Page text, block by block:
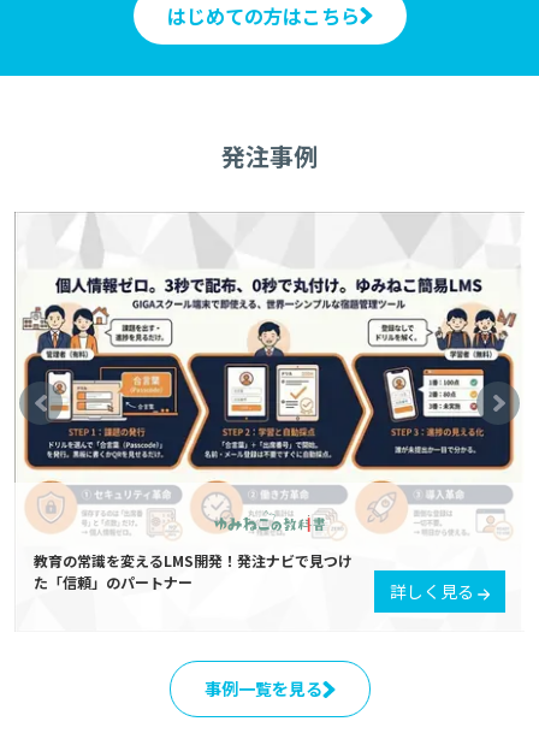
はじめての方はこちら
発注事例
教育の常識を変えるLMS開発！発注ナビで見つけ
た「信頼」のパートナー
詳しく見る
事例一覧を見る